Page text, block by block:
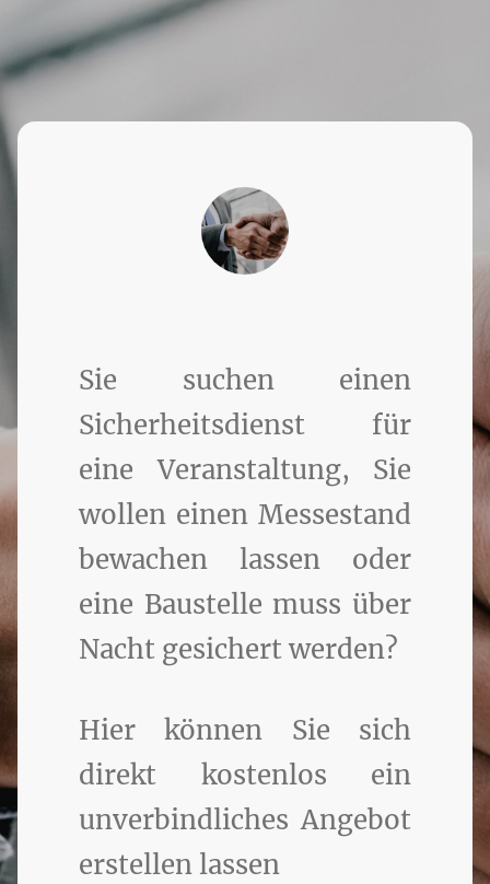
Sie suchen einen
Sicherheitsdienst für
eine Veranstaltung, Sie
wollen einen Messestand
bewachen lassen oder
eine Baustelle muss über
Nacht gesichert werden?
Hier können Sie sich
direkt kostenlos ein
unverbindliches Angebot
erstellen lassen